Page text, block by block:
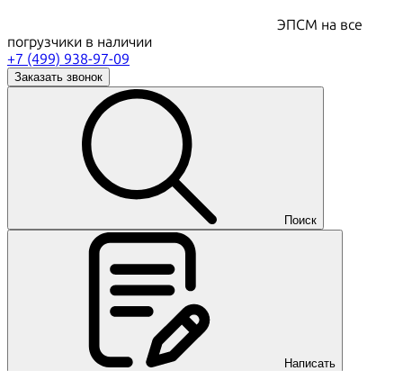
ЭПСМ на все
погрузчики в наличии
+7 (499) 938-97-09
Заказать звонок
Поиск
Написать